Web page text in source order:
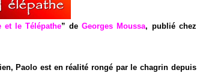
et le Télépathe” deGeorges Moussa, publié chez
Paolo est en réalité rongé par le chagrin depuis